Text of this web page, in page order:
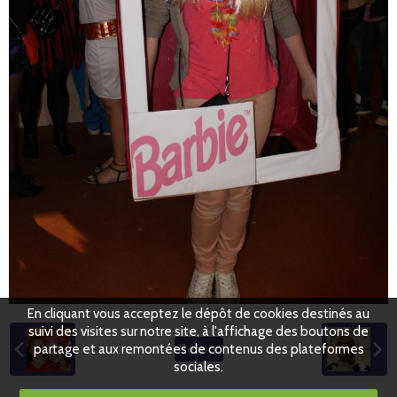
Retour
En cliquant vous acceptez le dépôt de cookies destinés au
suivi des visites sur notre site, à l'affichage des boutons de
partage et aux remontées de contenus des plateformes
sociales.